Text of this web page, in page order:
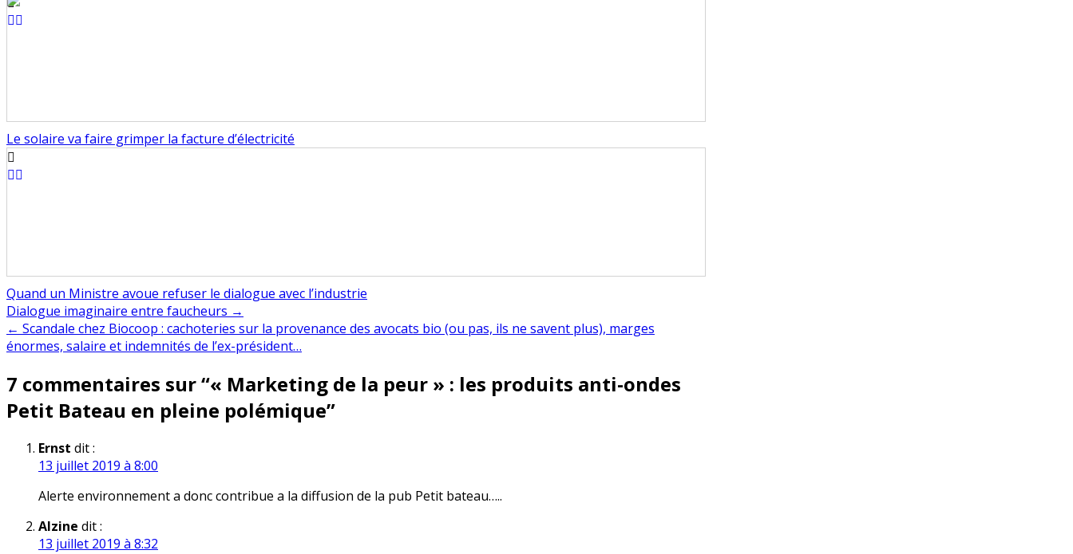
Le solaire va faire grimper la facture d’électricité
Quand un Ministre avoue refuser le dialogue avec l’industrie
Navigation
de
Dialogue imaginaire entre faucheurs →
← Scandale chez Biocoop : cachoteries sur la provenance des avocats bio (ou pas, ils ne savent plus), marges
énormes, salaire et indemnités de l’ex-président…
7 commentaires sur “« Marketing de la peur » : les produits anti-ondes
Petit Bateau en pleine polémique”
Ernst dit :
13 juillet 2019 à 8:00
Alerte environnement a donc contribue a la diffusion de la pub Petit bateau…..
Alzine dit :
13 juillet 2019 à 8:32